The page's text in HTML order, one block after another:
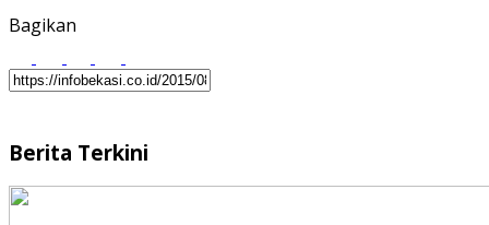
Bagikan
Berita Terkini